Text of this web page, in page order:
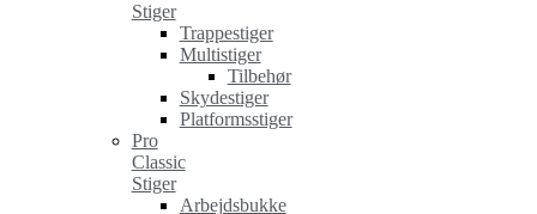
Stiger
Trappestiger
Multistiger
Tilbehør
Skydestiger
Platformsstiger
Pro
Classic
Stiger
Arbejdsbukke